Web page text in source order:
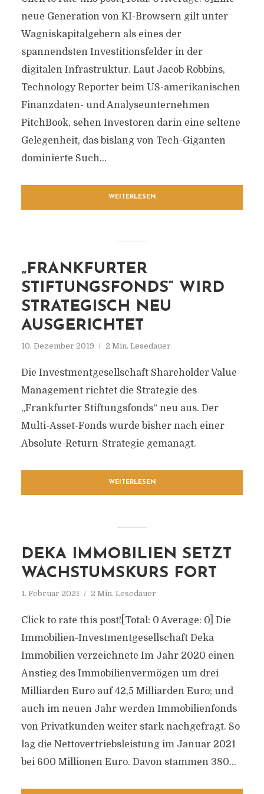
neue Generation von KI-Browsern gilt unter
Wagniskapitalgebern als eines der
spannendsten Investitionsfelder in der
digitalen Infrastruktur. Laut Jacob Robbins,
Technology Reporter beim US-amerikanischen
Finanzdaten- und Analyseunternehmen
PitchBook, sehen Investoren darin eine seltene
Gelegenheit, das bislang von Tech-Giganten
dominierte Such...
WEITERLESEN
„FRANKFURTER
STIFTUNGSFONDS“ WIRD
STRATEGISCH NEU
AUSGERICHTET
10. Dezember 2019 2 Min. Lesedauer
Die Investmentgesellschaft Shareholder Value
Management richtet die Strategie des
„Frankfurter Stiftungsfonds“ neu aus. Der
Multi-Asset-Fonds wurde bisher nach einer
Absolute-Return-Strategie gemanagt.
WEITERLESEN
DEKA IMMOBILIEN SETZT
WACHSTUMSKURS FORT
1. Februar 2021 2 Min. Lesedauer
Click to rate this post![Total: 0 Average: 0] Die
Immobilien-Investmentgesellschaft Deka
Immobilien verzeichnete Im Jahr 2020 einen
Anstieg des Immobilienvermögen um drei
Milliarden Euro auf 42,5 Milliarden Euro; und
auch im neuen Jahr werden Immobilienfonds
von Privatkunden weiter stark nachgefragt. So
lag die Nettovertriebsleistung im Januar 2021
bei 600 Millionen Euro. Davon stammen 380...